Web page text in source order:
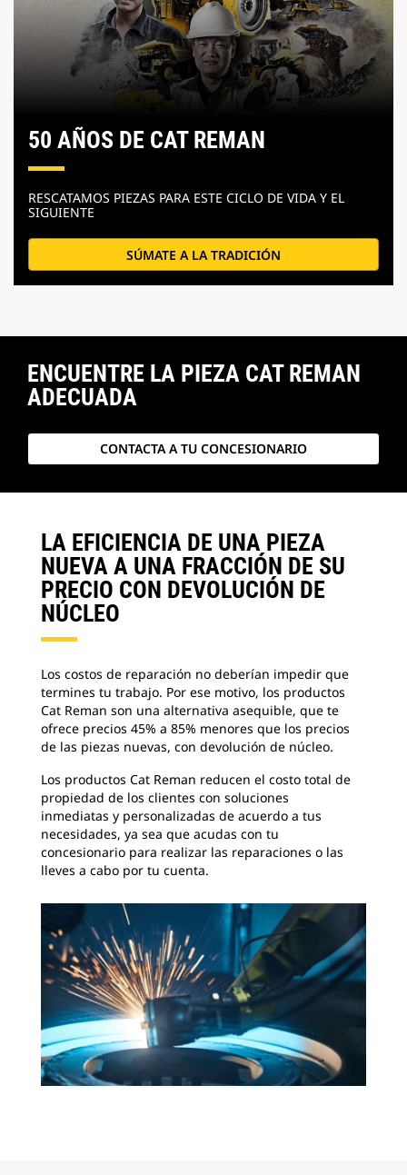
50 AÑOS DE CAT REMAN
RESCATAMOS PIEZAS PARA ESTE CICLO DE VIDA Y EL
SIGUIENTE
SÚMATE A LA TRADICIÓN
ENCUENTRE LA PIEZA CAT REMAN
ADECUADA
CONTACTA A TU CONCESIONARIO
LA EFICIENCIA DE UNA PIEZA
NUEVA A UNA FRACCIÓN DE SU
PRECIO CON DEVOLUCIÓN DE
NÚCLEO
Los costos de reparación no deberían impedir que
termines tu trabajo. Por ese motivo, los productos
Cat Reman son una alternativa asequible, que te
ofrece precios 45% a 85% menores que los precios
de las piezas nuevas, con devolución de núcleo.
Los productos Cat Reman reducen el costo total de
propiedad de los clientes con soluciones
inmediatas y personalizadas de acuerdo a tus
necesidades, ya sea que acudas con tu
concesionario para realizar las reparaciones o las
lleves a cabo por tu cuenta.